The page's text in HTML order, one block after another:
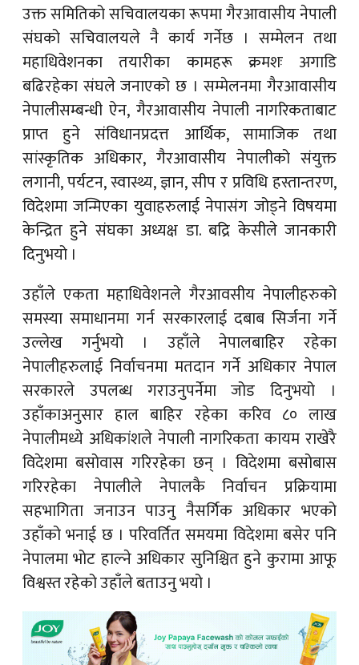
उक्त समितिको सचिवालयका रूपमा गैरआवासीय नेपाली
संघको सचिवालयले नै कार्य गर्नेछ । सम्मेलन तथा
महाधिवेशनका तयारीका कामहरू क्रमशः अगाडि
बढिरहेका संघले जनाएको छ । सम्मेलनमा गैरआवासीय
नेपालीसम्बन्धी ऐन, गैरआवासीय नेपाली नागरिकताबाट
प्राप्त हुने संविधानप्रदत्त आर्थिक, सामाजिक तथा
सांस्कृतिक अधिकार, गैरआवासीय नेपालीको संयुक्त
लगानी, पर्यटन, स्वास्थ्य, ज्ञान, सीप र प्रविधि हस्तान्तरण,
विदेशमा जन्मिएका युवाहरुलाई नेपासंग जोड्ने विषयमा
केन्द्रित हुने संघका अध्यक्ष डा. बद्रि केसीले जानकारी
दिनुभयो ।
उहाँले एकता महाधिवेशनले गैरआवसीय नेपालीहरुको
समस्या समाधानमा गर्न सरकारलाई दबाब सिर्जना गर्ने
उल्लेख गर्नुभयो । उहाँले नेपालबाहिर रहेका
नेपालीहरुलाई निर्वाचनमा मतदान गर्ने अधिकार नेपाल
सरकारले उपलब्ध गराउनुपर्नेमा जोड दिनुभयो ।
उहाँकाअनुसार हाल बाहिर रहेका करिव ८० लाख
नेपालीमध्ये अधिकांशले नेपाली नागरिकता कायम राखेरै
विदेशमा बसोवास गरिरहेका छन् । विदेशमा बसोबास
गरिरहेका नेपालीले नेपालकै निर्वाचन प्रक्रियामा
सहभागिता जनाउन पाउनु नैसर्गिक अधिकार भएको
उहाँको भनाई छ । परिवर्तित समयमा विदेशमा बसेर पनि
नेपालमा भोट हाल्ने अधिकार सुनिश्चित हुने कुरामा आफू
विश्वस्त रहेको उहाँले बताउनु भयो ।